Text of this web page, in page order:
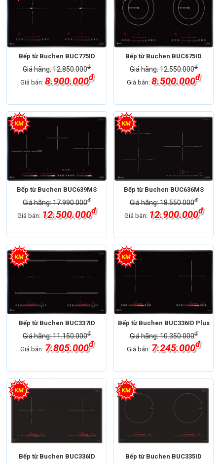
Bếp từ Buchen BUC775ID
Giá hãng: 12.850.000đ
Giá bán: 8.900.000đ
Bếp từ Buchen BUC675ID
Giá hãng: 12.550.000đ
Giá bán:8.500.000đ
Bếp từ Buchen BUC639MS
Giá hãng: 17.990.000đ
Giá bán: 12.500.000đ
Bếp từ Buchen BUC636MS
Giá hãng: 18.550.000đ
Giá bán: 12.900.000đ
Bếp từ Buchen BUC337ID
Giá hãng: 11.150.000đ
Giá bán: 7.805.000đ
Bếp từ Buchen BUC336ID Plus
Giá hãng: 10.350.000đ
Giá bán: 7.245.000đ
Bếp từ Buchen BUC336ID Bếp từ Buchen BUC335ID